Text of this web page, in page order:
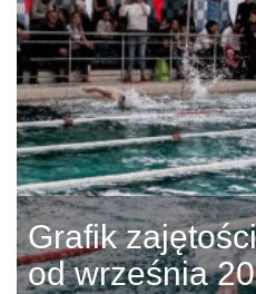
Grafik
od września